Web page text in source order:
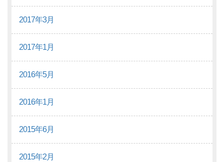
2017年3月
2017年1月
2016年5月
2016年1月
2015年6月
2015年2月